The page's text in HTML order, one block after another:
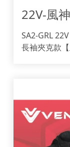
22V-風
SA2-GRL 22V
長袖夾克款【